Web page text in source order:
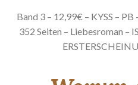
Band 3 – 12,99€ – KYSS –
352 Seiten – Liebesroman –